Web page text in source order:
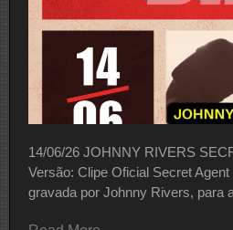
14/06/26 JOHNNY RIVERS
Versão: Clipe Oficial Secret
gravada por Johnny Rivers, para